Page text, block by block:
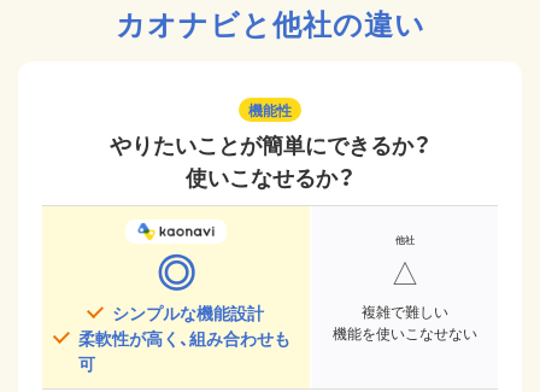
カオナビと他社の違い
機能性
やりたいことが簡単にできるか？
使いこなせるか？
◎
シンプルな機能設計
柔軟性が高く、組み合わせも
可
△
複雑で難しい
機能を使いこなせない